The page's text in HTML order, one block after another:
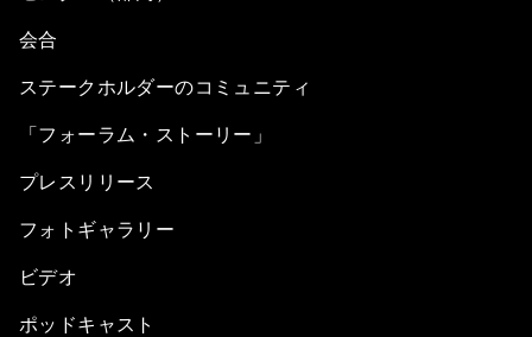
会合
ステークホルダーのコミュニティ
「フォーラム・ストーリー」
プレスリリース
フォトギャラリー
ビデオ
ポッドキャスト